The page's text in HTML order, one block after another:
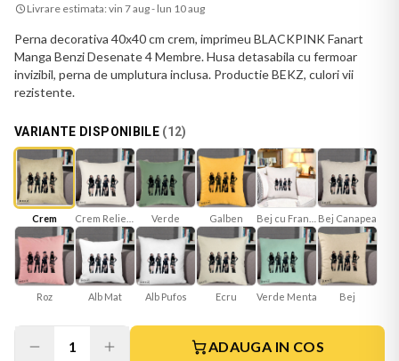
Livrare estimata: vin 7 aug - lun 10 aug
Perna decorativa 40x40 cm crem, imprimeu BLACKPINK Fanart
Manga Benzi Desenate 4 Membre. Husa detasabila cu fermoar
invizibil, perna de umplutura inclusa. Productie BEKZ, culori vii
rezistente.
VARIANTE DISPONIBILE (12)
Crem Verde Galben Bej Canapea
Roz Alb Mat Alb Pufos Ecru Verde Menta Bej
1 ADAUGA IN COS